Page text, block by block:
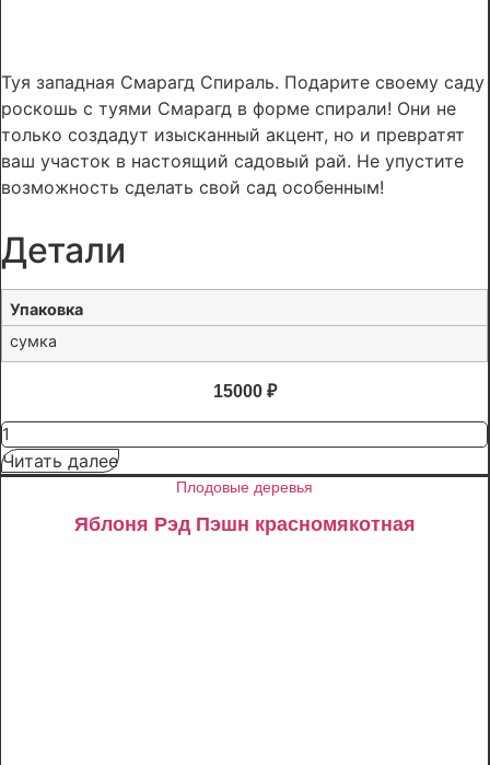
Туя западная Смарагд Спираль. Подарите своему саду
роскошь с туями Смарагд в форме спирали! Они не
только создадут изысканный акцент, но и превратят
ваш участок в настоящий садовый рай. Не упустите
возможность сделать свой сад особенным!
Детали
Упаковка
сумка
15000 ₽
Количество
товара
Туя
западная
Читать далее
Плодовые деревья
Яблоня Рэд Пэшн красномякотная